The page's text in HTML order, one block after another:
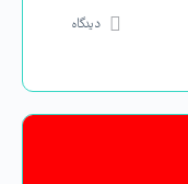
دیدگاه